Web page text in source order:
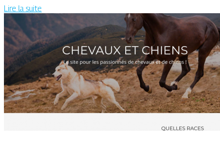
Lire la suite